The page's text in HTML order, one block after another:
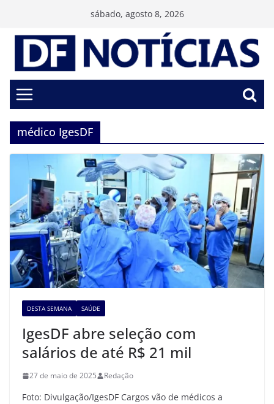
conteúdo
sábado, agosto 8, 2026
médico IgesDF
DESTA SEMANA SAÚDE
IgesDF abre seleção com
salários de até R$ 21 mil
27 de maio de 2025 Redação
Foto: Divulgação/IgesDF Cargos vão de médicos a